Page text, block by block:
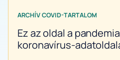
ARCHÍV COVID-TARTALOM
Ez az oldal a
koronavírus-